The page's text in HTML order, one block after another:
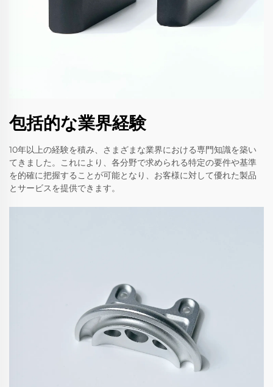
包括的な業界経験
10年以上の経験を積み、さまざまな業界における専門知識を築い
てきました。これにより、各分野で求められる特定の要件や基準
を的確に把握することが可能となり、お客様に対して優れた製品
とサービスを提供できます。